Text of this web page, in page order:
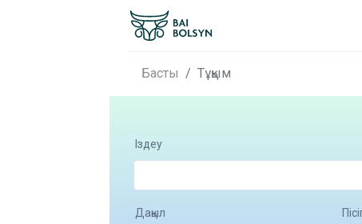
Басты Тұқым
Іздеу
Дақыл